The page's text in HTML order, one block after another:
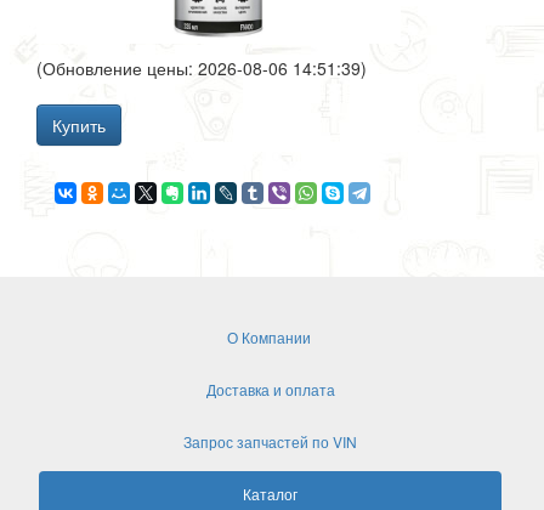
(Обновление цены: 2026-08-06 14:51:39)
Купить
О Компании
Доставка и оплата
Запрос запчастей по VIN
Каталог